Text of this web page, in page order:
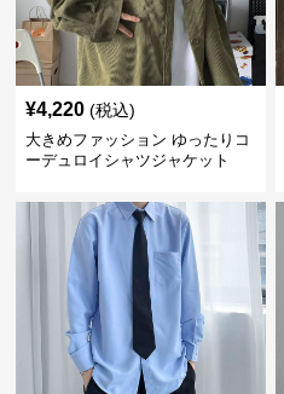
¥4,220 (税込)
大きめファッション ゆったりコ
ーデュロイシャツジャケット